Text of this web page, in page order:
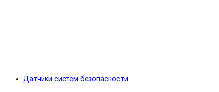
Датчики систем безопасности